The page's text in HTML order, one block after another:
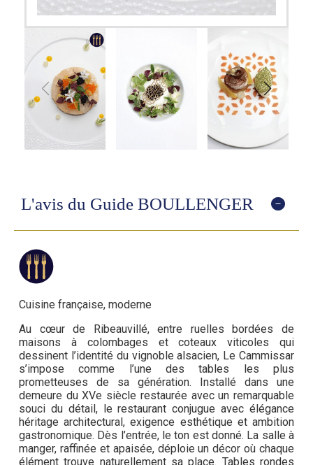
L'avis du Guide BOULLENGER
Cuisine française, moderne
Au cœur de Ribeauvillé, entre ruelles bordées de
maisons à colombages et coteaux viticoles qui
dessinent l’identité du vignoble alsacien, Le Cammissar
s’impose comme l’une des tables les plus
prometteuses de sa génération. Installé dans une
demeure du XVe siècle restaurée avec un remarquable
souci du détail, le restaurant conjugue avec élégance
héritage architectural, exigence esthétique et ambition
gastronomique. Dès l’entrée, le ton est donné. La salle à
manger, raffinée et apaisée, déploie un décor où chaque
élément trouve naturellement sa place. Tables rondes